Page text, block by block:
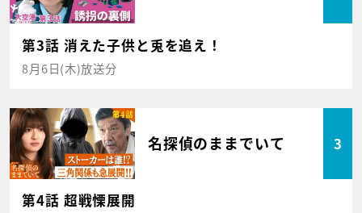
第3話 消えた子供と兎を追え！
8月6日(木)放送分
名探偵のままでいて 3
第4話 超戦慄展開